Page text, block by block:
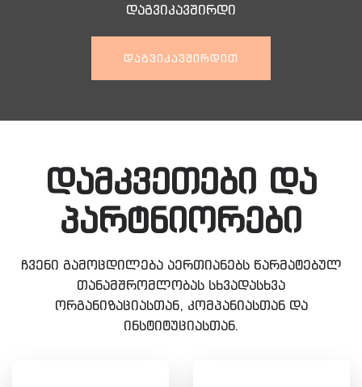
დაგვიკავშირდი
ᲓᲐᲒᲕᲘᲙᲐᲕᲨᲘᲠᲓᲘᲗ
დამკვეთები და
პარტნიორები
ჩვენი გამოცდილება აერთიანებს წარმატებულ
თანამშრომლობას სხვადასხვა
ორგანიზაციასთან, კომპანიასთან და
ინსტიტუციასთან.